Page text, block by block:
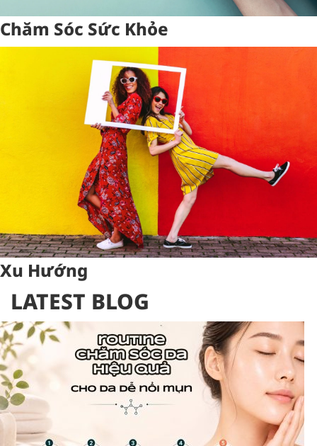
Chăm Sóc Sức Khỏe
Xu Hướng
LATEST BLOG